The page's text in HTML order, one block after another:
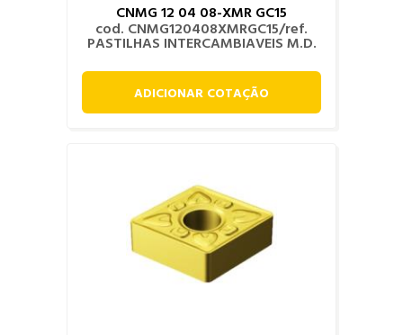
CNMG 12 04 08-XMR GC15
cod. CNMG120408XMRGC15/ref.
PASTILHAS INTERCAMBIAVEIS M.D.
ADICIONAR COTAÇÃO